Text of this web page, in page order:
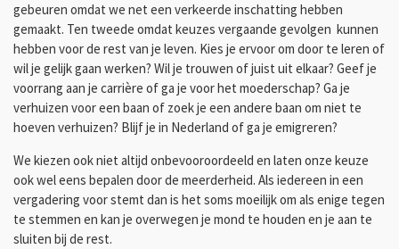
gebeuren omdat we net een verkeerde inschatting hebben
gemaakt. Ten tweede omdat keuzes vergaande gevolgen kunnen
hebben voor de rest van je leven. Kies je ervoor om door te leren of
wil je gelijk gaan werken? Wil je trouwen of juist uit elkaar? Geef je
voorrang aan je carrière of ga je voor het moederschap? Ga je
verhuizen voor een baan of zoek je een andere baan om niet te
hoeven verhuizen? Blijf je in Nederland of ga je emigreren?
We kiezen ook niet altijd onbevooroordeeld en laten onze keuze
ook wel eens bepalen door de meerderheid. Als iedereen in een
vergadering voor stemt dan is het soms moeilijk om als enige tegen
te stemmen en kan je overwegen je mond te houden en je aan te
sluiten bij de rest.